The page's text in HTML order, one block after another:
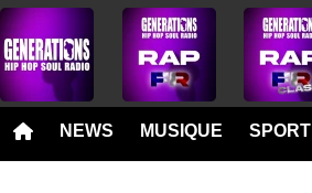
NEWS MUSIQUE SPORT